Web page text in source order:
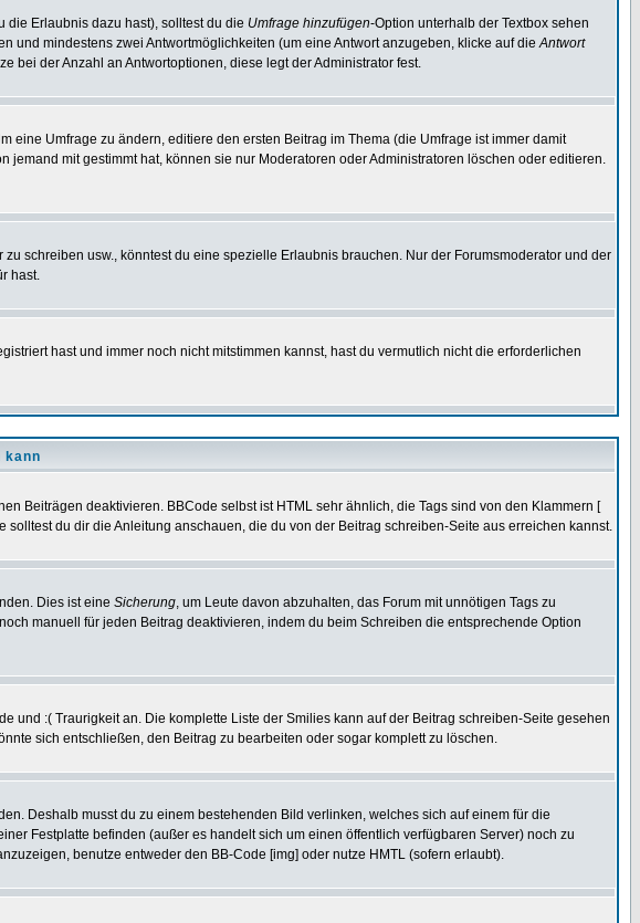
die Erlaubnis dazu hast), solltest du die Umfrage hinzufügen-Option unterhalb der Textbox sehen
und mindestens zwei Antwortmöglichkeiten (um eine Antwort anzugeben, klicke auf dieAntwort
bei der Anzahl an Antwortoptionen, diese legt der Administrator fest.
eine Umfrage zu ändern, editiere den ersten Beitrag im Thema (die Umfrage ist immer damit
mit gestimmt hat, können sie nur Moderatoren oder Administratoren löschen oder editieren.
schreiben usw., könntest du eine spezielle Erlaubnis brauchen. Nur der Forumsmoderator und der
hast.
hast und immer noch nicht mitstimmen kannst, hast du vermutlich nicht die erforderlichen
kann
Beiträgen deaktivieren. BBCode selbst ist HTML sehr ähnlich, die Tags sind von den Klammern [
du dir die Anleitung anschauen, die du von der Beitrag schreiben-Seite aus erreichen kannst.
Dies ist eine Sicherung, um Leute davon abzuhalten, das Forum mit unnötigen Tags zu
manuell für jeden Beitrag deaktivieren, indem du beim Schreiben die entsprechende Option
und :( Traurigkeit an. Die komplette Liste der Smilies kann auf der Beitrag schreiben-Seite gesehen
sich entschließen, den Beitrag zu bearbeiten oder sogar komplett zu löschen.
Deshalb musst du zu einem bestehenden Bild verlinken, welches sich auf einem für die
Festplatte befinden (außer es handelt sich um einen öffentlich verfügbaren Server) noch zu
benutze entweder den BB-Code [img] oder nutze HMTL (sofern erlaubt).